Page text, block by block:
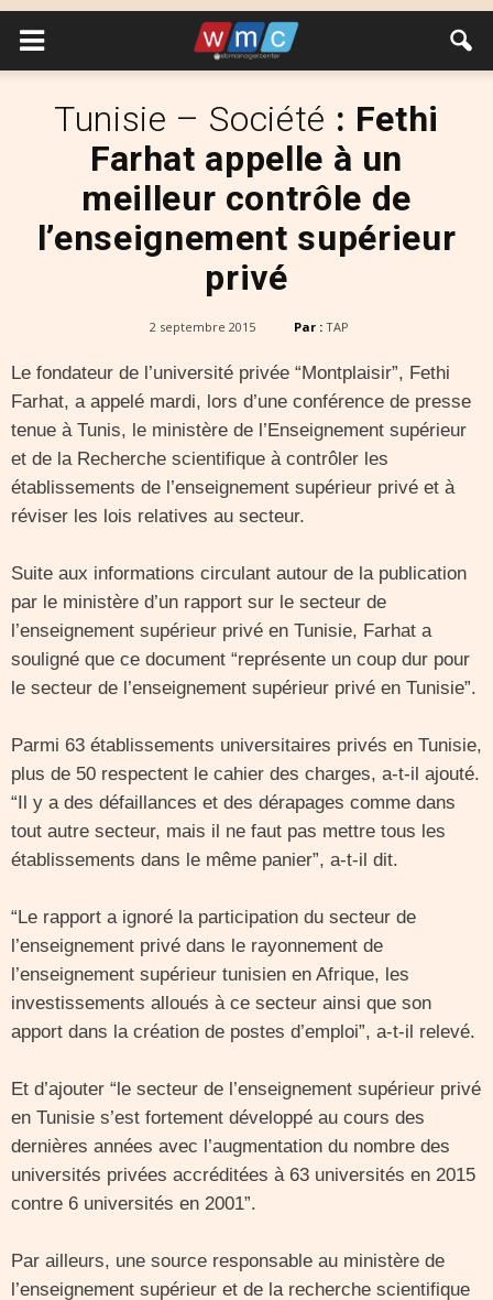
Tunisie – Société : Fethi
Farhat appelle à un
meilleur contrôle de
l’enseignement supérieur
privé
2 septembre 2015 Par : TAP
Le fondateur de l’université privée “Montplaisir”, Fethi
Farhat, a appelé mardi, lors d’une conférence de presse
tenue à Tunis, le ministère de l’Enseignement supérieur
et de la Recherche scientifique à contrôler les
établissements de l’enseignement supérieur privé et à
réviser les lois relatives au secteur.
Suite aux informations circulant autour de la publication
par le ministère d’un rapport sur le secteur de
l’enseignement supérieur privé en Tunisie, Farhat a
souligné que ce document “représente un coup dur pour
le secteur de l’enseignement supérieur privé en Tunisie”.
Parmi 63 établissements universitaires privés en Tunisie,
plus de 50 respectent le cahier des charges, a-t-il ajouté.
“Il y a des défaillances et des dérapages comme dans
tout autre secteur, mais il ne faut pas mettre tous les
établissements dans le même panier”, a-t-il dit.
“Le rapport a ignoré la participation du secteur de
l’enseignement privé dans le rayonnement de
l’enseignement supérieur tunisien en Afrique, les
investissements alloués à ce secteur ainsi que son
apport dans la création de postes d’emploi”, a-t-il relevé.
Et d’ajouter “le secteur de l’enseignement supérieur privé
en Tunisie s’est fortement développé au cours des
dernières années avec l’augmentation du nombre des
universités privées accréditées à 63 universités en 2015
contre 6 universités en 2001”.
Par ailleurs, une source responsable au ministère de
l’enseignement supérieur et de la recherche scientifique